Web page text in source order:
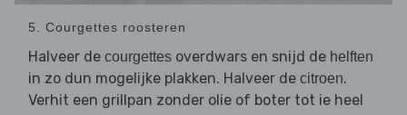
5. Courgettes roosteren
Halveer de courgettes overdwars en snijd de helften
in zo dun mogelijke plakken. Halveer de citroen.
Verhit een grillpan zonder olie of boter tot ie heel